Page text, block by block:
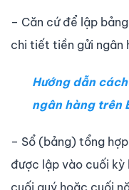
– Căn cứ để lập
chi tiết tiền gửi ngân
Hướng dẫn
ngân hàng trên
– Sổ (bảng) tổng
được lập vào cuối
cuối quý hoặc cuối